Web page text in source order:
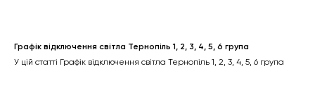
Графік відключення світла Тернопіль 1, 2, 3, 4, 5, 6 група
У цій статті Графік відключення світла Тернопіль 1, 2, 3, 4, 5, 6 група